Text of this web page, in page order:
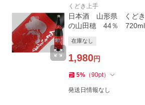
くどき上手
日本酒 山形県 くど
の山田穂 44％ 720ml
在庫なし
1,980円
5% （90pt）
発送日情報なし